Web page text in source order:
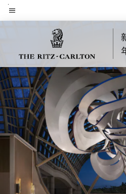
Skip
to菜单文本